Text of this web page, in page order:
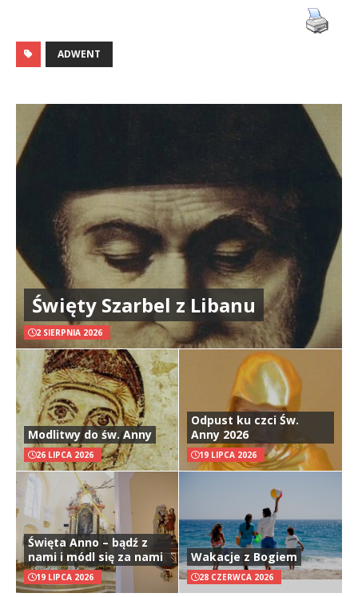
ADWENT
Święty Szarbel z Libanu
2 SIERPNIA 2026
Modlitwy do św. Anny
26 LIPCA 2026
Odpust ku czci Św.
Anny 2026
19 LIPCA 2026
Święta Anno – bądź z
nami i módl się za nami
19 LIPCA 2026
Wakacje z Bogiem
28 CZERWCA 2026